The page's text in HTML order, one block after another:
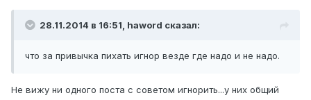
28.11.2014 в 16:51, haword сказал:
что за привычка пихать игнор везде где надо и не надо.
Не вижу ни одного поста с советом игнорить...у них общий